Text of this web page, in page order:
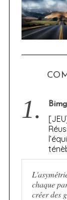
1.
chaque
créer des